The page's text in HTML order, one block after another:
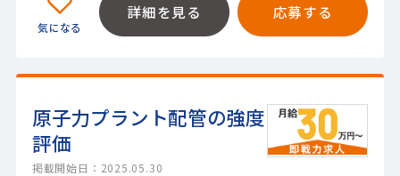
詳細を見る 応募する
原子力プラント配管の強度
評価
掲載開始日：2025.05.30